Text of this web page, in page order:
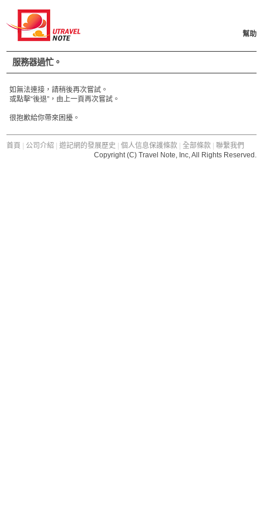
幫助
服務器過忙。
如無法連接，請稍後再次嘗試。
或點擊“後退”，由上一頁再次嘗試。
很抱歉給你帶來困擾。
首頁 公司介紹 |遊記網的發展歷史 |個人信息保護條款 |全部條款 |聯繫我們
Copyright (C) Travel Note, Inc, All Rights Reserved.